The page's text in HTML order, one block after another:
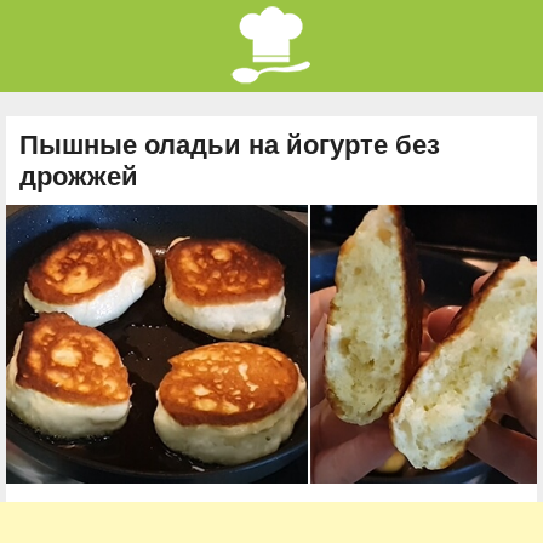
Пышные оладьи на йогурте без
дрожжей